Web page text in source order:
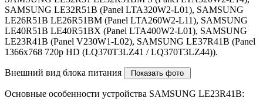
SAMSUNG LE32R51B (Panel LTA320W2-L01), SAMSUNG
LE26R51B LE26R51BM (Panel LTA260W2-L11), SAMSUNG
LE40R51B LE40R51BX (Panel LTA400W2-L01), SAMSUNG
LE23R41B (Panel V230W1-L02), SAMSUNG LE37R41B (Panel
1366x768 720p HD (LQ370T3LZ41 / LQ370T3LZ44)).
Внешний вид блока питания
Основные особенности устройства SAMSUNG LE23R41B: